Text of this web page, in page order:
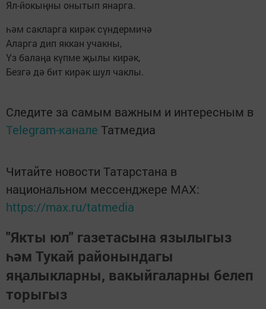
Ял-йокыңны онытып янарга.
һәм сакларга кирәк сүндермичә
Аларга дип яккан учакны,
Үз балаңа күпме җылы кирәк,
Безгә дә бит кирәк шул чаклы.
Следите за самым важным и интересным в
Telegram-канале Татмедиа
Читайте новости Татарстана в
национальном мессенджере MАХ:
https://max.ru/tatmedia
"Якты юл" газетасына язылыгыз
һәм Тукай районындагы
яңалыкларны, вакыйгаларны белеп
торыгыз